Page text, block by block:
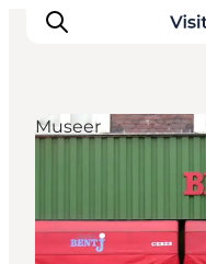
Destinationer
Oplevelser
Museer